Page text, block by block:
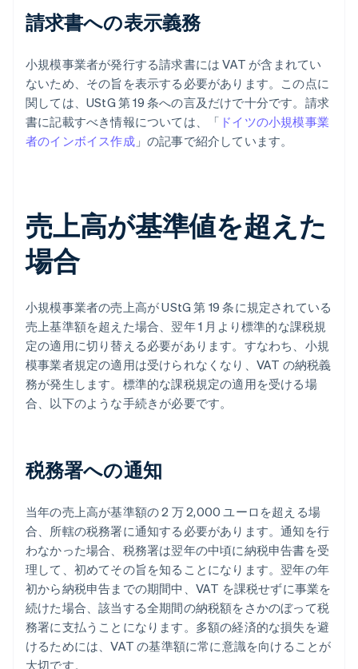
請求書への表示義務
小規模事業者が発行する請求書には VAT が含まれてい
ないため、その旨を表示する必要があります。この点に
関しては、UStG 第 19 条への言及だけで十分です。請求
書に記載すべき情報については、「 ドイツの小規模事業
者のインボイス作成」の記事で紹介しています。
売上高が基準値を超えた
場合
小規模事業者の売上高が UStG 第 19 条に規定されている
売上基準額を超えた場合、翌年 1 月より標準的な課税規
定の適用に切り替える必要があります。すなわち、小規
模事業者規定の適用は受けられなくなり、VAT の納税義
務が発生します。標準的な課税規定の適用を受ける場
合、以下のような手続きが必要です。
税務署への通知
当年の売上高が基準額の 2 万 2,000 ユーロを超える場
合、所轄の税務署に通知する必要があります。通知を行
わなかった場合、税務署は翌年の中頃に納税申告書を受
理して、初めてその旨を知ることになります。翌年の年
初から納税申告までの期間中、VAT を課税せずに事業を
続けた場合、該当する全期間の納税額をさかのぼって税
務署に支払うことになります。多額の経済的な損失を避
けるためには、VAT の基準額に常に意識を向けることが
大切です。